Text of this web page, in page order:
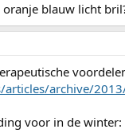
blauw licht
archive/
voor in de winter: